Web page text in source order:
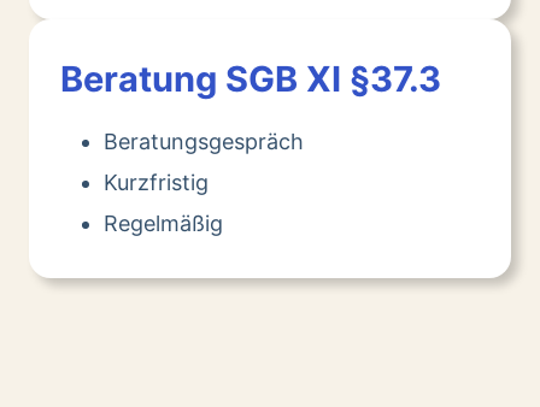
Beratung SGB XI §37.3
Beratungsgespräch
Kurzfristig
Regelmäßig